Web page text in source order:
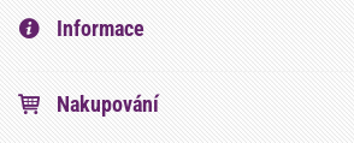
Informace
Nakupování